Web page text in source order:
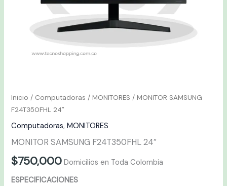
Inicio / Computadoras /MONITORES / MONITOR SAMSUNG
F24T350FHL 24″
Computadoras,MONITORES
MONITOR SAMSUNG F24T350FHL 24″
$750,000 Domicilios en Toda Colombia
ESPECIFICACIONES